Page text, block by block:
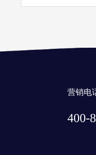
营销电
400-